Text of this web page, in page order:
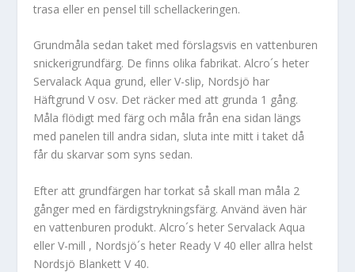
trasa eller en pensel till schellackeringen.
Grundmåla sedan taket med förslagsvis en vattenburen
snickerigrundfärg. De finns olika fabrikat. Alcro´s heter
Servalack Aqua grund, eller V-slip, Nordsjö har
Häftgrund V osv. Det räcker med att grunda 1 gång.
Måla flödigt med färg och måla från ena sidan längs
med panelen till andra sidan, sluta inte mitt i taket då
får du skarvar som syns sedan.
Efter att grundfärgen har torkat så skall man måla 2
gånger med en färdigstrykningsfärg. Använd även här
en vattenburen produkt. Alcro´s heter Servalack Aqua
eller V-mill , Nordsjö´s heter Ready V 40 eller allra helst
Nordsjö Blankett V 40.